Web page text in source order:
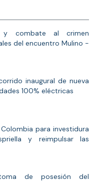
y combate al crimen
del encuentro Mulino -
inaugural de nueva
100% eléctricas
para investidura
y reimpulsar las
de posesión del